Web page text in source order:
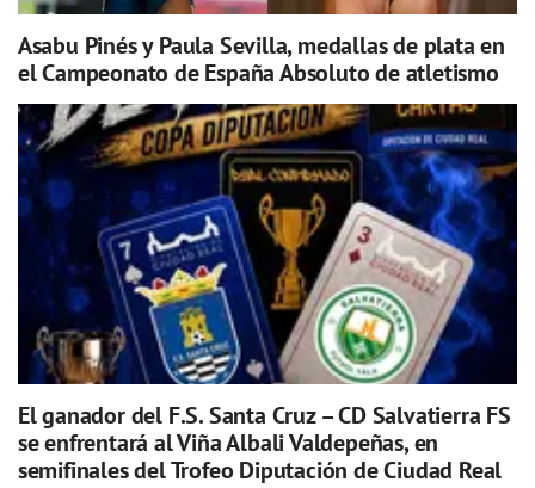
Asabu Pinés y Paula Sevilla, medallas de plata en
el Campeonato de España Absoluto de atletismo
El ganador del F.S. Santa Cruz – CD Salvatierra FS
se enfrentará al Viña Albali Valdepeñas, en
semifinales del Trofeo Diputación de Ciudad Real